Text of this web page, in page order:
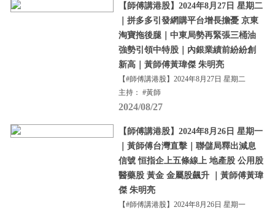
【師傅講港股】2024年8月27日 星期二
｜拼多多引發網購平台增長擔憂 京東
淘寶拖後腿｜中東局勢再緊張三桶油
強勢引領中特股｜內銀業績前紛紛創
新高｜黃師傅黃瑋傑 朱明亮
【#師傅講港股】2024年8月27日 星期二
主持： #黃師
2024/08/27
【師傅講港股】2024年8月26日 星期一
｜黃師傅台灣直擊｜聯儲局釋出減息
信號 恒指企上五條線上 地產股 公用股
醫藥股 黃金 金屬股飆升 ｜黃師傅黃瑋
傑 朱明亮
【#師傅講港股】2024年8月26日 星期一